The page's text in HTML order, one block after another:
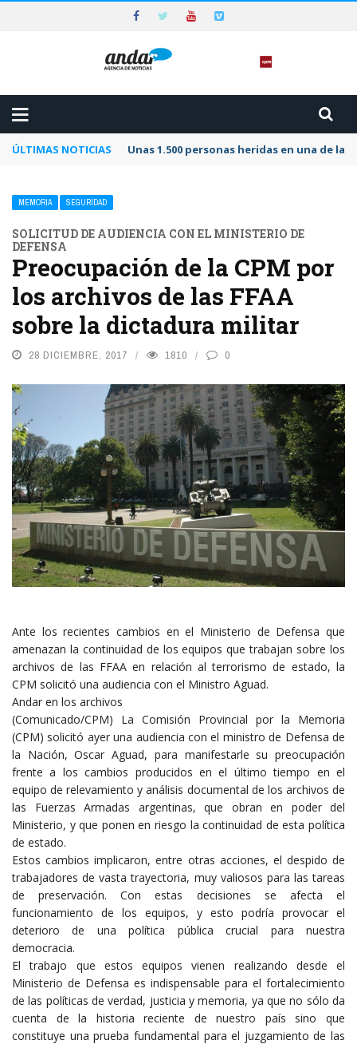
ÚLTIMAS NOTICIAS Unas 1.500 personas heridas en una de
MEMORIA SEGURIDAD
SOLICITUD DE AUDIENCIA CON EL MINISTERIO DE
DEFENSA
Preocupación de la CPM por
los archivos de las FFAA
sobre la dictadura militar
28 DICIEMBRE, 2017 1810 0
Ante los recientes cambios en el Ministerio de Defensa que
amenazan la continuidad de los equipos que trabajan sobre los
archivos de las FFAA en relación al terrorismo de estado, la
CPM solicitó una audiencia con el Ministro Aguad.
Andar en los archivos
(Comunicado/CPM) La Comisión Provincial por la Memoria
(CPM) solicitó ayer una audiencia con el ministro de Defensa de
la Nación, Oscar Aguad, para manifestarle su preocupación
frente a los cambios producidos en el último tiempo en el
equipo de relevamiento y análisis documental de los archivos de
las Fuerzas Armadas argentinas, que obran en poder del
Ministerio, y que ponen en riesgo la continuidad de esta política
de estado.
Estos cambios implicaron, entre otras acciones, el despido de
trabajadores de vasta trayectoria, muy valiosos para las tareas
de preservación. Con estas decisiones se afecta el
funcionamiento de los equipos, y esto podría provocar el
deterioro de una política pública crucial para nuestra
democracia.
El trabajo que estos equipos vienen realizando desde el
Ministerio de Defensa es indispensable para el fortalecimiento
de las políticas de verdad, justicia y memoria, ya que no sólo da
cuenta de la historia reciente de nuestro país sino que
constituye una prueba fundamental para el juzgamiento de las